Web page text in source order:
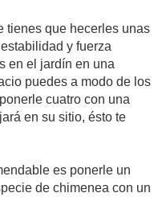
tienes que hecerles unas
y fuerza
en el jardín en una
puedes a modo de los
cuatro con una
en su sitio, ésto te
es ponerle un
de chimenea con un